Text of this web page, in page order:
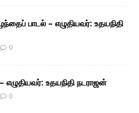
பாடல் – எழுதியவர்: உதயநிதி
0
எழுதியவர்: உதயநிதி நடராஜன்
0